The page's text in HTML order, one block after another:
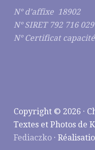
N° d’affixe 18902
N° SIRET 792 716
N° Certificat
Copyright © 2026 ·
Textes et Photos de
Fediaczko ·